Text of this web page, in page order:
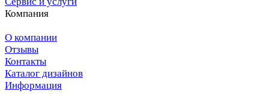
Компания
О компании
Отзывы
Контакты
Каталог дизайнов
Информация